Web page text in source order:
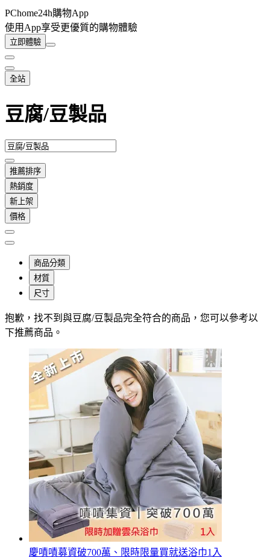
PChome24h購物App
使用App享受更優質的購物體驗
立即體驗
全站
豆腐/豆製品
推薦排序
熱銷度
新上架
價格
商品分類
材質
尺寸
抱歉， 找不到與豆腐/豆製品完全符合的商品，您可以參考以
下推薦商品 。
慶嘖嘖募資破700萬、限時限量買就送浴巾1入